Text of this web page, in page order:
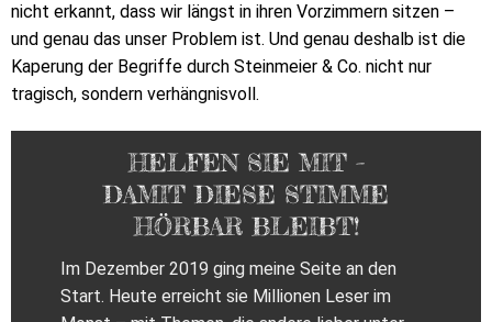
nicht erkannt, dass wir längst in ihren Vorzimmern sitzen –
und genau das unser Problem ist. Und genau deshalb ist die
Kaperung der Begriffe durch Steinmeier & Co. nicht nur
tragisch, sondern verhängnisvoll.
HELFEN SIE MIT –
DAMIT DIESE STIMME
HÖRBAR BLEIBT!
Im Dezember 2019 ging meine Seite an den
Start. Heute erreicht sie Millionen Leser im